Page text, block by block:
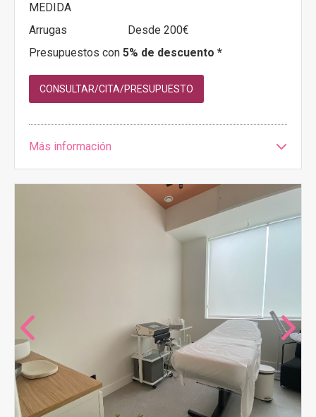
MEDIDA
Arrugas
Desde 200€
Presupuestos con 5% de descuento *
CONSULTAR/CITA/PRESUPUESTO
Más información